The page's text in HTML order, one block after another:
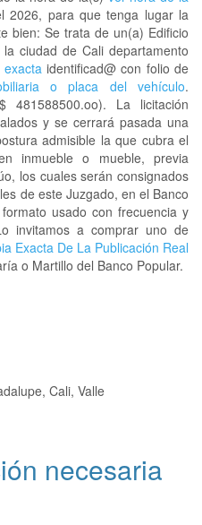
2026, para que tenga lugar la
bien: Se trata de un(a) Edificio
ciudad de Cali departamento
identificad@ con folio de
o placa del vehículo.
La licitación
y se cerrará pasada una
admisible la que cubra el
inmueble o mueble, previa
los cuales serán consignados
de este Juzgado, en el Banco
usado con frecuencia y
invitamos a comprar uno de
Exacta De La Publicación Real
o Martillo del Banco Popular.
Cali, Valle
necesaria